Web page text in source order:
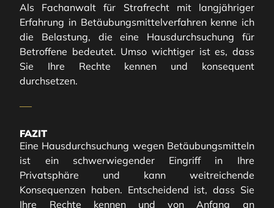
Als Fachanwalt für Strafrecht mit langjähriger
Erfahrung in Betäubungsmittelverfahren kenne ich
die Belastung, die eine Hausdurchsuchung für
Betroffene bedeutet. Umso wichtiger ist es, dass
Sie Ihre Rechte kennen und konsequent
durchsetzen.
FAZIT
Eine Hausdurchsuchung wegen Betäubungsmitteln
ist ein schwerwiegender Eingriff in Ihre
Privatsphäre und kann weitreichende
Konsequenzen haben. Entscheidend ist, dass Sie
Ihre Rechte kennen und von Anfang an